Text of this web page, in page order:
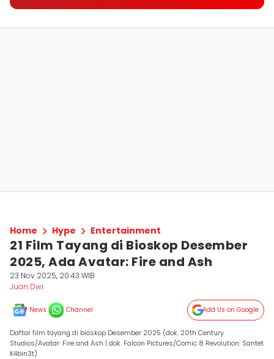
Home Hype Entertainment
21 Film Tayang di Bioskop Desember
2025, Ada Avatar: Fire and Ash
23 Nov 2025, 20:43 WIB
Juan Dwi
News Channel Add Us on Google
Daftar film tayang di bioskop Desember 2025 (dok. 20th Century
Studios/Avatar: Fire and Ash | dok. Falcon Pictures/Comic 8 Revolution: Santet
K4bin3t)